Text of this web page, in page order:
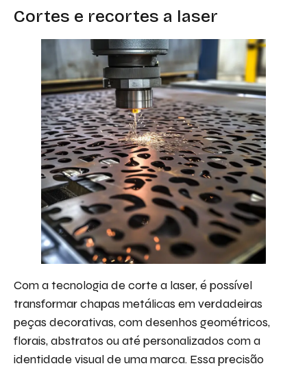
Cortes e recortes a laser
Com a tecnologia de corte a laser, é possível
transformar chapas metálicas em verdadeiras
peças decorativas, com desenhos geométricos,
florais, abstratos ou até personalizados com a
identidade visual de uma marca. Essa precisão